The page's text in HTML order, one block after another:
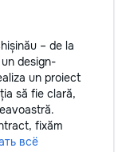
– de la
design-
un proiect
să fie clară,
fixăm
всё